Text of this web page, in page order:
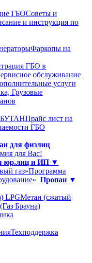
ГБОСоветы и
и инструкция по
Фаркопы на
ГБО в
обслуживание
услуги
Грузовые
БУТАНПрайс лист на
ГБО
для физлиц
для Вас!
юр.лиц и ИП ▼
газ»Программа
Пропан ▼
LPGМетан (сжатый
Брауна)
Техподдержка